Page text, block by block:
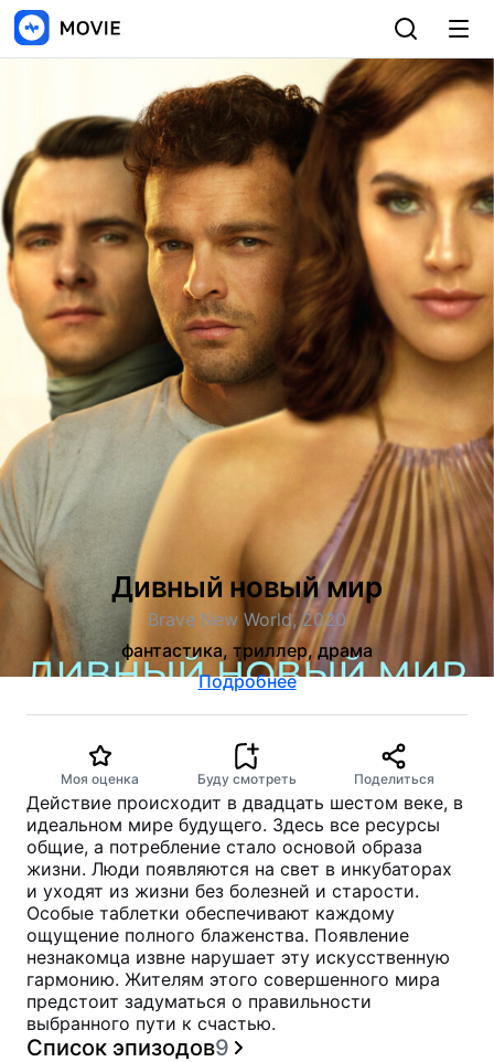
Дивный новый мир
Brave New World, 2020
фантастика, триллер, драма
Подробнее
Моя оценка Буду смотреть Поделиться
Действие происходит в двадцать шестом веке, в
идеальном мире будущего. Здесь все ресурсы
общие, а потребление стало основой образа
жизни. Люди появляются на свет в инкубаторах
и уходят из жизни без болезней и старости.
Особые таблетки обеспечивают каждому
ощущение полного блаженства. Появление
незнакомца извне нарушает эту искусственную
гармонию. Жителям этого совершенного мира
предстоит задуматься о правильности
выбранного пути к счастью.
Список эпизодов9